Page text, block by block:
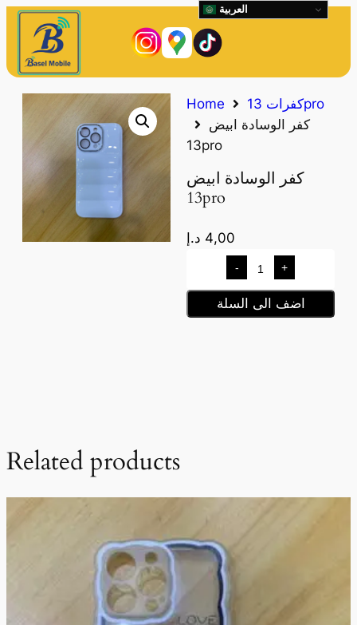
Home
كفرات 13pro
كفر الوسادة ابيض
13pro
كفر الوسادة ابيض
13pro
4,00 د.إ
- +
اضف الى السلة
Related products
العربية